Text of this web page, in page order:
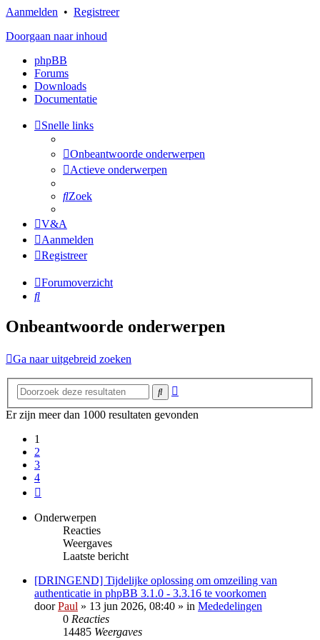
Aanmelden • Registreer
Doorgaan naar inhoud
phpBB
Forums
Downloads
Documentatie
Snelle links
Onbeantwoorde onderwerpen
Actieve onderwerpen
Zoek
V&A
Aanmelden
Registreer
Forumoverzicht
Zoek
Onbeantwoorde onderwerpen
Ga naar uitgebreid zoeken
Zoek
Er zijn meer dan 1000 resultaten gevonden
1
2
3
4
Onderwerpen
Reacties
Weergaves
Laatste bericht
[DRINGEND] Tijdelijke oplossing om omzeiling van
authenticatie in phpBB 3.1.0 - 3.3.16 te voorkomen
doorPaul » 13 jun 2026, 08:40 » in Mededelingen
0 Reacties
14485 Weergaves